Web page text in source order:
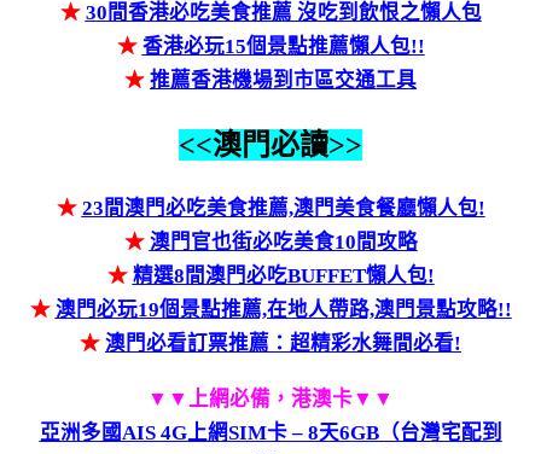
★ 30間香港必吃美食推薦 沒吃到飲恨之懶人包
★ 香港必玩15個景點推薦懶人包!!
★ 推薦香港機場到市區交通工具
<<澳門必讀>>
★ 23間澳門必吃美食推薦,澳門美食餐廳懶人包!
★ 澳門官也街必吃美食10間攻略
★ 精選8間澳門必吃BUFFET懶人包!
★ 澳門必玩19個景點推薦,在地人帶路,澳門景點攻略!!
★ 澳門必看訂票推薦：超精彩水舞間必看!
▼▼上網必備，港澳卡▼▼
亞洲多國AIS 4G上網SIM卡 – 8天6GB（台灣宅配到